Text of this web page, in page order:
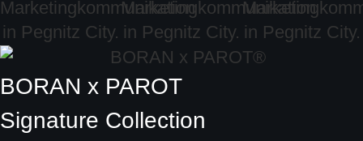
BORAN x PAROT
Signature Collection